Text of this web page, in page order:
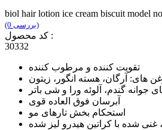
biol hair lotion ice cream biscuit model
(0 بررسی)
کد محصول :
30332
تقویت کننده و مرطوب کننده
های: آرگان، هسته انگور، زیتون
جوانه گندم، آلوئه ورا و شی باتر
آبرسان فوق العاده قوی
استحکام بخش تارهای مو
غنی شده با کراتین هیدرو لیز شده